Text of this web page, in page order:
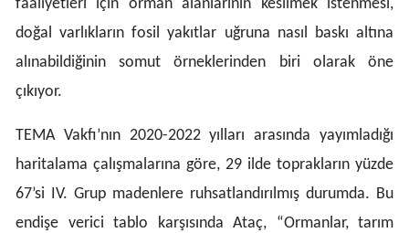
Ardahan
Yalova
Karabük
faaliyetleri için orman alanlarının kesilmek istenmesi,
doğal varlıkların fosil yakıtlar uğruna nasıl baskı altına
alınabildiğinin somut örneklerinden biri olarak öne
çıkıyor.
TEMA Vakfı’nın 2020-2022 yılları arasında yayımladığı
haritalama çalışmalarına göre, 29 ilde toprakların yüzde
67’si IV. Grup madenlere ruhsatlandırılmış durumda. Bu
endişe verici tablo karşısında Ataç, “Ormanlar, tarım